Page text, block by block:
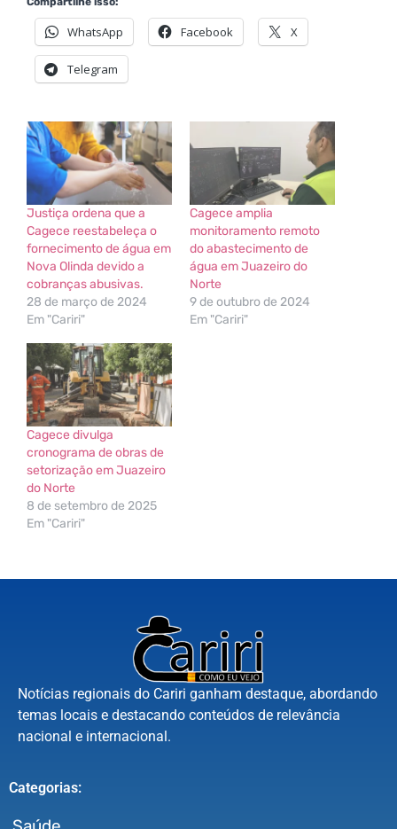
WhatsApp Facebook X
Telegram
Justiça ordena que a
Cagece reestabeleça o
fornecimento de água em
Nova Olinda devido a
cobranças abusivas.
28 de março de 2024
Em "Cariri"
Cagece amplia
monitoramento remoto
do abastecimento de
água em Juazeiro do
Norte
9 de outubro de 2024
Em "Cariri"
Cagece divulga
cronograma de obras de
setorização em Juazeiro
do Norte
8 de setembro de 2025
Em "Cariri"
Notícias regionais do Cariri ganham destaque, abordando
temas locais e destacando conteúdos de relevância
nacional e internacional.
Categorias: